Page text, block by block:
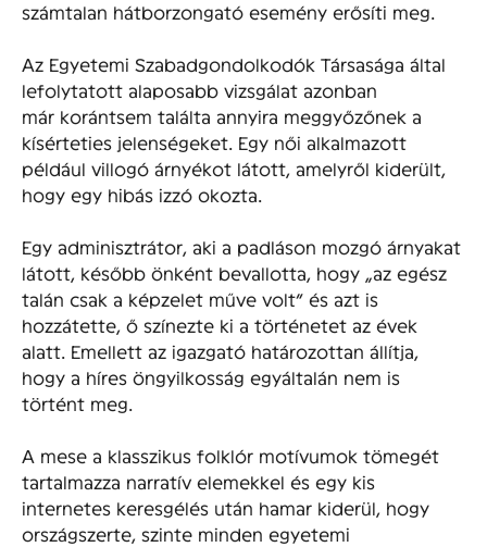
számtalan hátborzongató esemény erősíti meg.
Az Egyetemi Szabadgondolkodók Társasága által
lefolytatott alaposabb vizsgálat azonban
már korántsem találta annyira meggyőzőnek a
kísérteties jelenségeket. Egy női alkalmazott
például villogó árnyékot látott, amelyről kiderült,
hogy egy hibás izzó okozta.
Egy adminisztrátor, aki a padláson mozgó árnyakat
látott, később önként bevallotta, hogy „az egész
talán csak a képzelet műve volt” és azt is
hozzátette, ő színezte ki a történetet az évek
alatt. Emellett az igazgató határozottan állítja,
hogy a híres öngyilkosság egyáltalán nem is
történt meg.
A mese a klasszikus folklór motívumok tömegét
tartalmazza narratív elemekkel és egy kis
internetes keresgélés után hamar kiderül, hogy
országszerte, szinte minden egyetemi